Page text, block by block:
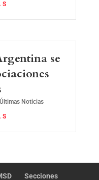
se
Últimas Noticias
Secciones